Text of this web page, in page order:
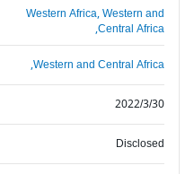
Western Africa,Western and
Central Africa,
Western and Central Africa,
2022/3/30
Disclosed